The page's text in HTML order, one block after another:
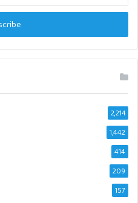
2,214
1,442
414
209
157